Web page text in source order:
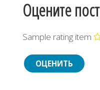
Оцените пост
Sample rating item